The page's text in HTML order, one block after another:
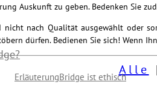
ErläuterungBridge ist ethisch
Auskunft zu geben. Bedenken Sie
nicht nach Qualität ausgewählt oder
dürfen. Bedienen Sie sich! Wenn
Alle